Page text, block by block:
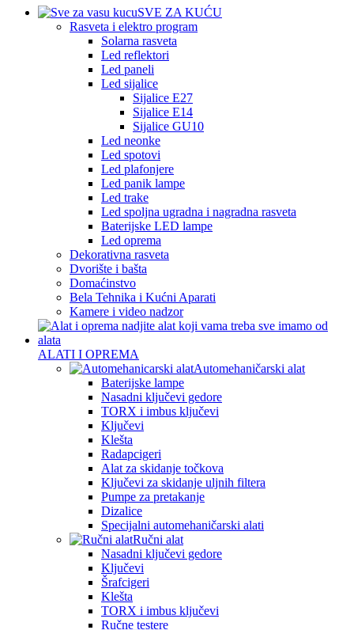
SVE ZA KUĆU
Rasveta i elektro program
Solarna rasveta
Led reflektori
Led paneli
Led sijalice
Sijalice E27
Sijalice E14
Sijalice GU10
Led neonke
Led spotovi
Led plafonjere
Led panik lampe
Led trake
Led spoljna ugradna i nagradna rasveta
Baterijske LED lampe
Led oprema
Dekorativna rasveta
Dvorište i bašta
Domaćinstvo
Bela Tehnika i Kućni Aparati
Kamere i video nadzor
ALATI I OPREMA
Automehaničarski alat
Baterijske lampe
Nasadni ključevi gedore
TORX i imbus ključevi
Ključevi
Klešta
Radapcigeri
Alat za skidanje točkova
Ključevi za skidanje uljnih filtera
Pumpe za pretakanje
Dizalice
Specijalni automehaničarski alati
Ručni alat
Nasadni ključevi gedore
Ključevi
Šrafcigeri
Klešta
TORX i imbus ključevi
Ručne testere